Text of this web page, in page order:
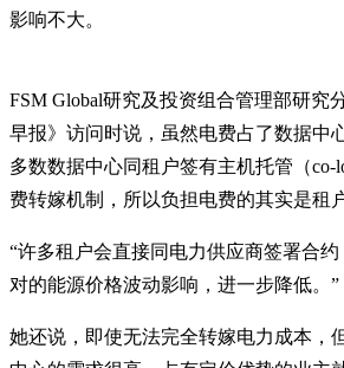
影响不大。
FSM Global研究及投资组合管理部研究
早报》访问时说，虽然电费占了数据中
多数数据中心同租户签有主机托管（co-
费转嫁机制，所以负担电费的其实是租户
“许多租户会直接同电力供应商签署合
对的能源价格波动影响，进一步降低。”
她还说，即使无法完全转嫁电力成本，